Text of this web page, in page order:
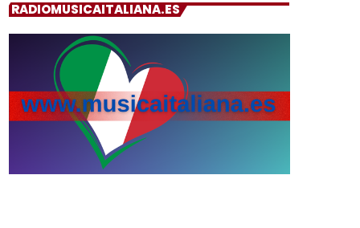
RADIOMUSICAITALIANA.ES